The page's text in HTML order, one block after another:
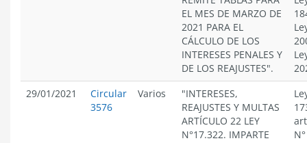
EL MES DE MARZO DE
2021 PARA EL
CÁLCULO DE LOS
INTERESES PENALES Y
DE LOS REAJUSTES".
29/01/2021
Circular
3576
Varios
"INTERESES,
REAJUSTES Y MULTAS
ARTÍCULO 22 LEY
N°17.322. IMPARTE